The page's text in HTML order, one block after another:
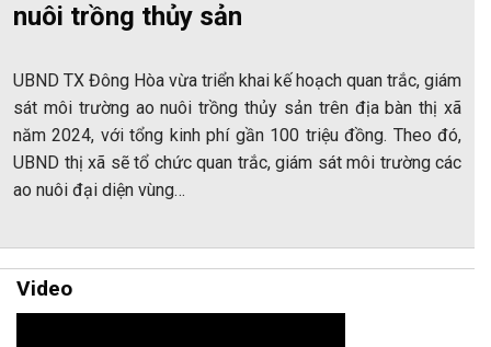
nuôi trồng thủy sản
UBND TX Đông Hòa vừa triển khai kế hoạch quan trắc, giám
sát môi trường ao nuôi trồng thủy sản trên địa bàn thị xã
năm 2024, với tổng kinh phí gần 100 triệu đồng. Theo đó,
UBND thị xã sẽ tổ chức quan trắc, giám sát môi trường các
ao nuôi đại diện vùng…
Video